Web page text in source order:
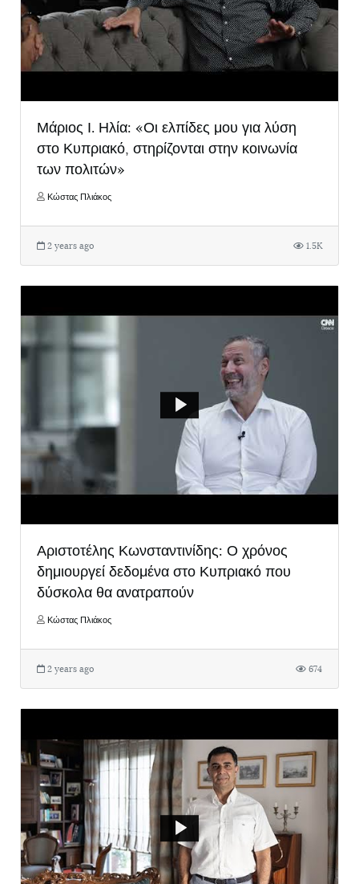
Μάριος Ι. Ηλία: «Οι ελπίδες μου για λύση
στο Κυπριακό, στηρίζονται στην κοινωνία
των πολιτών»
Κώστας Πλιάκος
2 years ago 1.5K
Αριστοτέλης Κωνσταντινίδης: Ο χρόνος
δημιουργεί δεδομένα στο Κυπριακό που
δύσκολα θα ανατραπούν
Κώστας Πλιάκος
2 years ago 674